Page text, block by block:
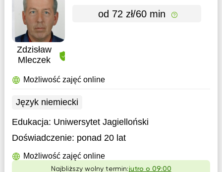
Zdzisław
Mleczek
od 72 zł/60 min
Możliwość zajęć online
Język niemiecki
Edukacja: Uniwersytet Jagielloński
Doświadczenie: ponad 20 lat
Możliwość zajęć online
Najbliższy wolny termin:jutro o 09:00